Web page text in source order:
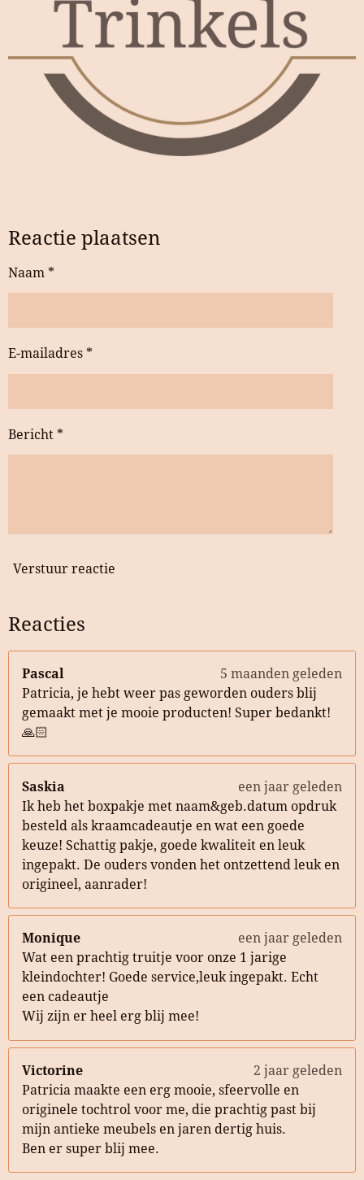
Reactie plaatsen
Naam *
E-mailadres *
Bericht *
Verstuur reactie
Reacties
Pascal
5 maanden geleden
Patricia, je hebt weer pas geworden ouders blij
gemaakt met je mooie producten! Super bedankt!
🙏🏻
Saskia
een jaar geleden
Ik heb het boxpakje met naam&geb.datum opdruk
besteld als kraamcadeautje en wat een goede
keuze! Schattig pakje, goede kwaliteit en leuk
ingepakt. De ouders vonden het ontzettend leuk en
origineel, aanrader!
Monique
een jaar geleden
Wat een prachtig truitje voor onze 1 jarige
kleindochter! Goede service,leuk ingepakt. Echt
een cadeautje
Wij zijn er heel erg blij mee!
Victorine
2 jaar geleden
Patricia maakte een erg mooie, sfeervolle en
originele tochtrol voor me, die prachtig past bij
mijn antieke meubels en jaren dertig huis.
Ben er super blij mee.